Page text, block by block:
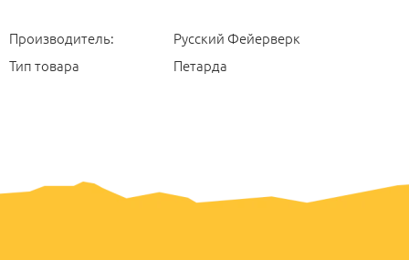
Производитель:
Русский Фейерверк
Тип товара
Петарда